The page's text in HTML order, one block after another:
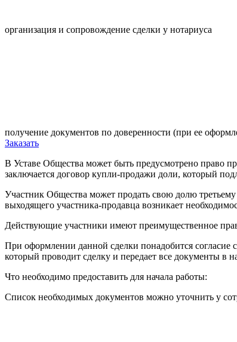
организация и сопровождение сделки у нотариуса
получение документов по доверенности (при ее
Заказать
В Уставе Общества может быть предусмотрено право
заключается договор купли-продажи доли, который
Участник Общества может продать свою долю третьему
выходящего участника-продавца возникает
Действующие участники имеют преимущественное
При оформлении данной сделки понадобится согласие
который проводит сделку и передает все документы в
Что необходимо предоставить для начала работы:
Список необходимых документов можно уточнить у